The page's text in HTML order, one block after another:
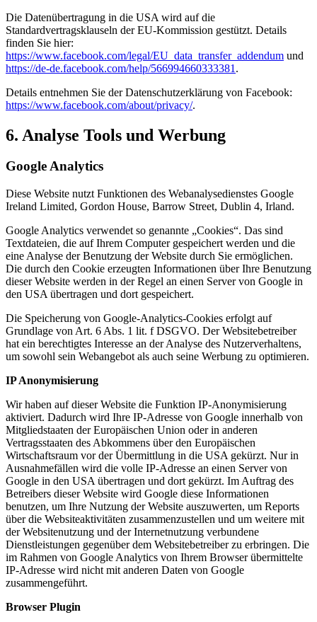
Die Datenübertragung in die USA wird auf die
Standardvertragsklauseln der EU-Kommission gestützt. Details
finden Sie hier:
https://www.facebook.com/legal/EU_data_transfer_addendum und
https://de-de.facebook.com/help/566994660333381 .
Details entnehmen Sie der Datenschutzerklärung von Facebook:
https://www.facebook.com/about/privacy/.
6. Analyse Tools und Werbung
Google Analytics
Diese Website nutzt Funktionen des Webanalysedienstes Google
Ireland Limited, Gordon House, Barrow Street, Dublin 4, Irland.
Google Analytics verwendet so genannte „Cookies“. Das sind
Textdateien, die auf Ihrem Computer gespeichert werden und die
eine Analyse der Benutzung der Website durch Sie ermöglichen.
Die durch den Cookie erzeugten Informationen über Ihre Benutzung
dieser Website werden in der Regel an einen Server von Google in
den USA übertragen und dort gespeichert.
Die Speicherung von Google-Analytics-Cookies erfolgt auf
Grundlage von Art. 6 Abs. 1 lit. f DSGVO. Der Websitebetreiber
hat ein berechtigtes Interesse an der Analyse des Nutzerverhaltens,
um sowohl sein Webangebot als auch seine Werbung zu optimieren.
IP Anonymisierung
Wir haben auf dieser Website die Funktion IP-Anonymisierung
aktiviert. Dadurch wird Ihre IP-Adresse von Google innerhalb von
Mitgliedstaaten der Europäischen Union oder in anderen
Vertragsstaaten des Abkommens über den Europäischen
Wirtschaftsraum vor der Übermittlung in die USA gekürzt. Nur in
Ausnahmefällen wird die volle IP-Adresse an einen Server von
Google in den USA übertragen und dort gekürzt. Im Auftrag des
Betreibers dieser Website wird Google diese Informationen
benutzen, um Ihre Nutzung der Website auszuwerten, um Reports
über die Websiteaktivitäten zusammenzustellen und um weitere mit
der Websitenutzung und der Internetnutzung verbundene
Dienstleistungen gegenüber dem Websitebetreiber zu erbringen. Die
im Rahmen von Google Analytics von Ihrem Browser übermittelte
IP-Adresse wird nicht mit anderen Daten von Google
zusammengeführt.
Browser Plugin